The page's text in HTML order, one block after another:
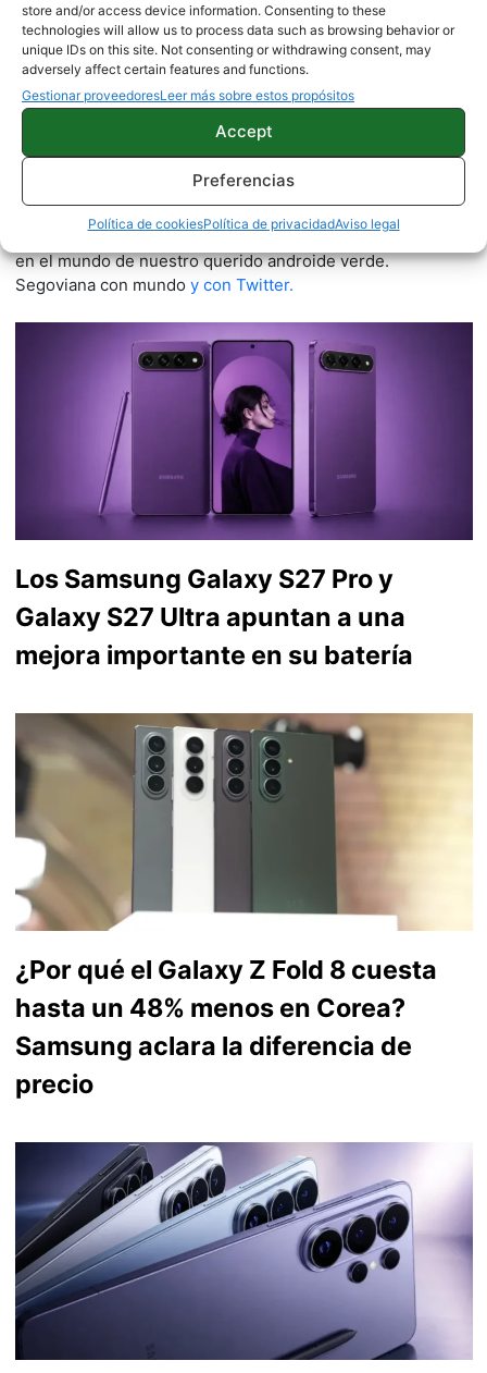
store and/or access device information. Consenting to these
technologies will allow us to process data such as browsing behavior or
unique IDs on this site. Not consenting or withdrawing consent, may
adversely affect certain features and functions.
Gestionar proveedoresLeer más sobre estos propósitos
Accept
Preferencias
Política de cookiesPolítica de privacidadAviso legal
181 artículos publicados en ProAndroid desde 2020.
ExRedactora en ProAndroid.com | Con suerte, futura
docente de Educación Primaria y Musical. Melómana, culo
inquieto y muy metida desde primera hora de cada mañana
en el mundo de nuestro querido androide verde.
Segoviana con mundo y con Twitter.
Los Samsung Galaxy S27 Pro y
Galaxy S27 Ultra apuntan a una
mejora importante en su batería
¿Por qué el Galaxy Z Fold 8 cuesta
hasta un 48% menos en Corea?
Samsung aclara la diferencia de
precio